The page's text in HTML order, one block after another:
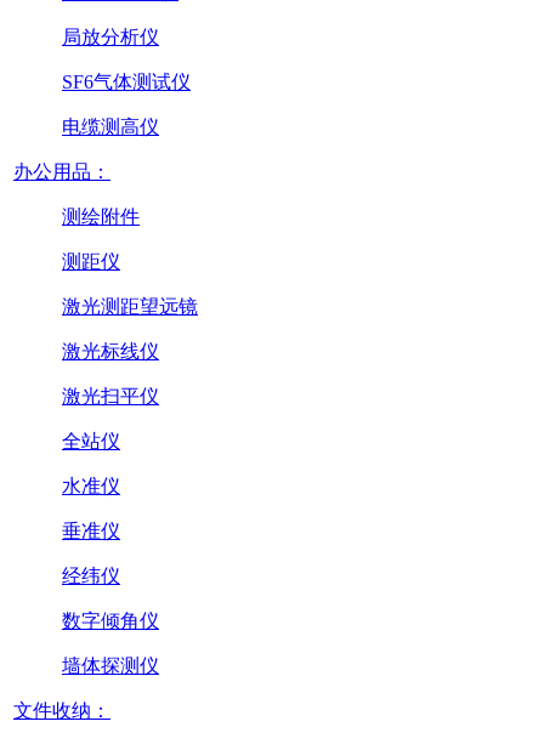
局放分析仪
SF6气体测试仪
电缆测高仪
办公用品：
测绘附件
测距仪
激光测距望远镜
激光标线仪
激光扫平仪
全站仪
水准仪
垂准仪
经纬仪
数字倾角仪
墙体探测仪
文件收纳：